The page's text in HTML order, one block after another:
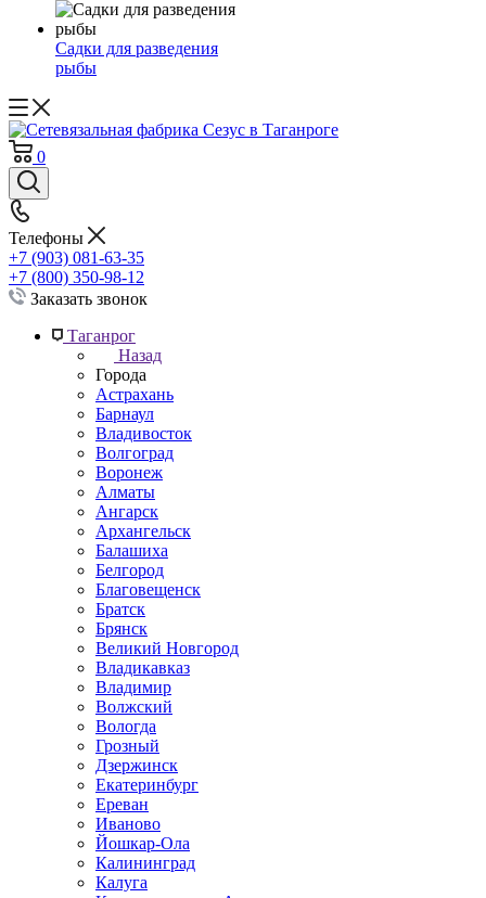
Садки для разведения
рыбы
0
Телефоны
+7 (903) 081-63-35
+7 (800) 350-98-12
Заказать звонок
Таганрог
Назад
Города
Астрахань
Барнаул
Владивосток
Волгоград
Воронеж
Алматы
Ангарск
Архангельск
Балашиха
Белгород
Благовещенск
Братск
Брянск
Великий Новгород
Владикавказ
Владимир
Волжский
Вологда
Грозный
Дзержинск
Екатеринбург
Ереван
Иваново
Йошкар-Ола
Калининград
Калуга